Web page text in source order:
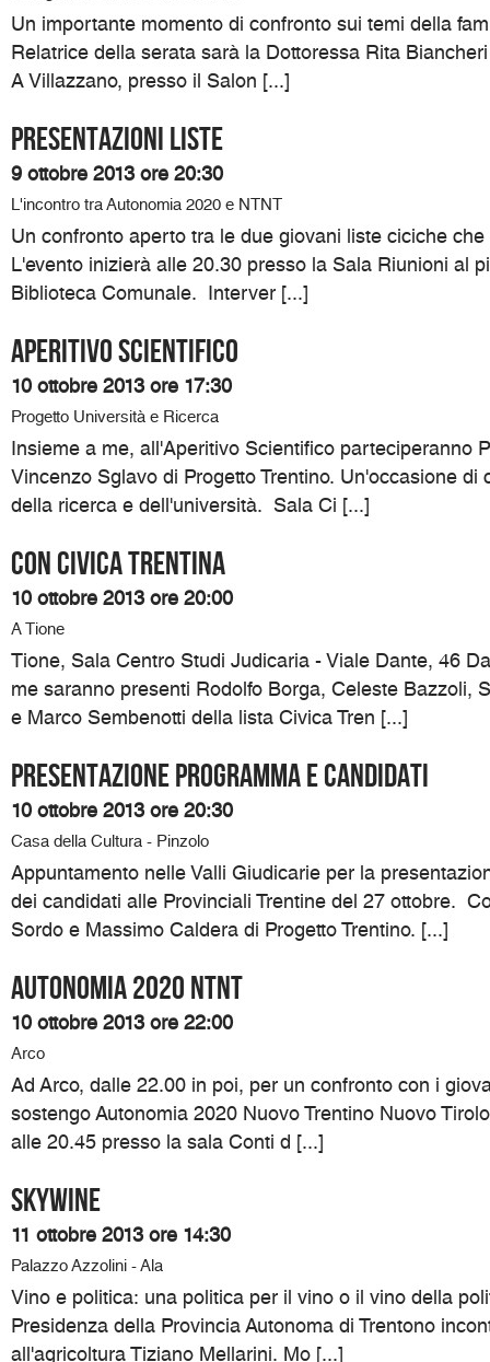
Un importante momento di confronto sui temi della
Relatrice della serata sarà la Dottoressa Rita
A Villazzano, presso il Salon [...]
PRESENTAZIONI LISTE
9 ottobre 2013 ore 20:30
L'incontro tra Autonomia 2020 e NTNT
Un confronto aperto tra le due giovani liste ciciche
L'evento inizierà alle 20.30 presso la Sala Riunioni al
Biblioteca Comunale. Interver [...]
Aperitivo Scientifico
10 ottobre 2013 ore 17:30
Progetto Università e Ricerca
Insieme a me, all'Aperitivo Scientifico parteciperanno
Vincenzo Sglavo di Progetto Trentino. Un'occasione di
della ricerca e dell'università. Sala Ci [...]
Con Civica Trentina
10 ottobre 2013 ore 20:00
A Tione
Tione, Sala Centro Studi Judicaria - Viale Dante, 46
me saranno presenti Rodolfo Borga, Celeste Bazzoli,
e Marco Sembenotti della lista Civica Tren [...]
Presentazione programma e candidati
10 ottobre 2013 ore 20:30
Casa della Cultura - Pinzolo
Appuntamento nelle Valli Giudicarie per la
dei candidati alle Provinciali Trentine del 27 ottobre.
Sordo e Massimo Caldera di Progetto Trentino. [...]
Autonomia 2020 NTNT
10 ottobre 2013 ore 22:00
Arco
Ad Arco, dalle 22.00 in poi, per un confronto con i
sostengo Autonomia 2020 Nuovo Trentino Nuovo
alle 20.45 presso la sala Conti d [...]
SKYWINE
11 ottobre 2013 ore 14:30
Palazzo Azzolini - Ala
Vino e politica: una politica per il vino o il vino della
Presidenza della Provincia Autonoma di Trentono
all'agricoltura Tiziano Mellarini. Mo [...]